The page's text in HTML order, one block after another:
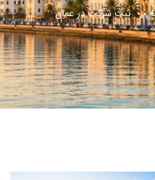
ثبت شرکت در عمان